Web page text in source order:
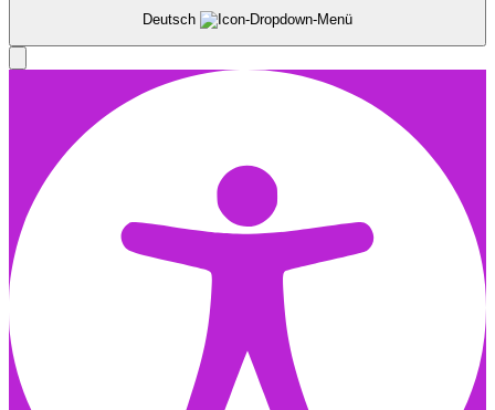
Deutsch